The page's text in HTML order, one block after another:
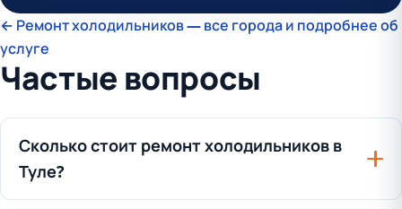
← Ремонт холодильников — все города и подробнее об
услуге
Частые вопросы
Сколько стоит ремонт холодильников в
Туле?